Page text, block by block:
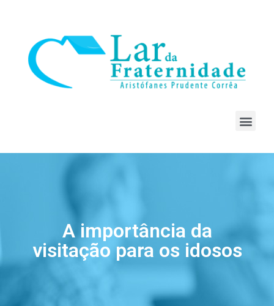
A importância da
visitação para os idosos